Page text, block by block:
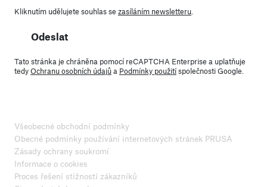
Kliknutím udělujete souhlas se zasíláním newsletteru
Odeslat
Tato stránka je chráněna pomocí reCAPTCHA Enterprise a uplatňuje
tedyOchranu osobních údajůa Podmínky použitíspolečnosti Google.
Všeobecné obchodní podmínky
Obecné podmínky používání internetových stránek PRUSA
Zásady ochrany soukromí
Informace o cookies
Proces řešení stížností zákazníků